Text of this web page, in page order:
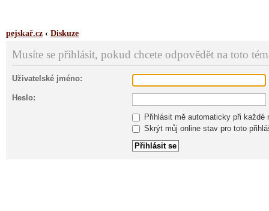
pejskař.cz ‹ Diskuze
Musíte se přihlásit, pokud chcete odpovědět na toto
Uživatelské jméno:
Heslo:
Přihlásit mě automaticky při každé
Skrýt můj online stav pro toto